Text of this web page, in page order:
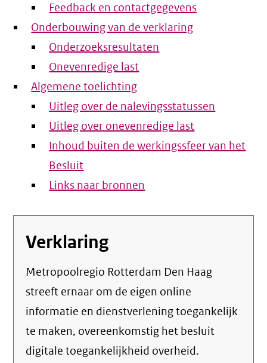
Feedback en contactgegevens
Onderbouwing van de verklaring
Onderzoeksresultaten
Onevenredige last
Algemene toelichting
Uitleg over de nalevingsstatussen
Uitleg over onevenredige last
Inhoud buiten de werkingssfeer van het
Besluit
Links naar bronnen
Verklaring
Metropoolregio Rotterdam Den Haag
streeft ernaar om de eigen online
informatie en dienstverlening toegankelijk
te maken, overeenkomstig het besluit
digitale toegankelijkheid overheid.